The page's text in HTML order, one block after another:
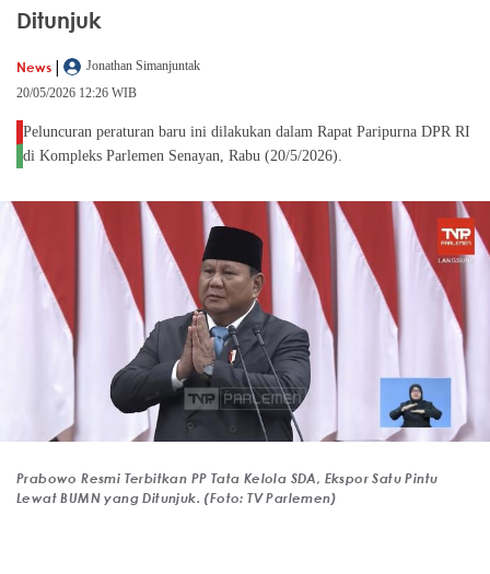
Ditunjuk
News |
Jonathan Simanjuntak
20/05/2026 12:26 WIB
Peluncuran peraturan baru ini dilakukan dalam Rapat Paripurna DPR RI
di Kompleks Parlemen Senayan, Rabu (20/5/2026).
Prabowo Resmi Terbitkan PP Tata Kelola SDA, Ekspor Satu Pintu
Lewat BUMN yang Ditunjuk. (Foto: TV Parlemen)